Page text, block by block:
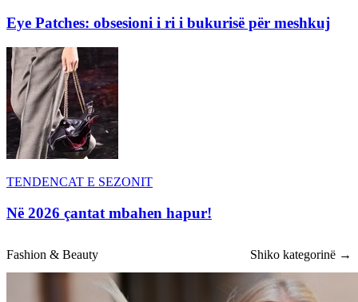
Eye Patches: obsesioni i ri i bukurisë për meshkuj
TENDENCAT E SEZONIT
Në 2026 çantat mbahen hapur!
Fashion & Beauty Shiko kategorinë →